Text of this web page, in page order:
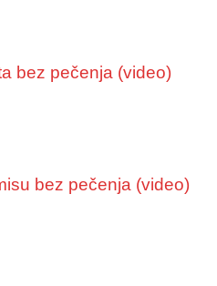
bez pečenja (video)
bez pečenja (video)